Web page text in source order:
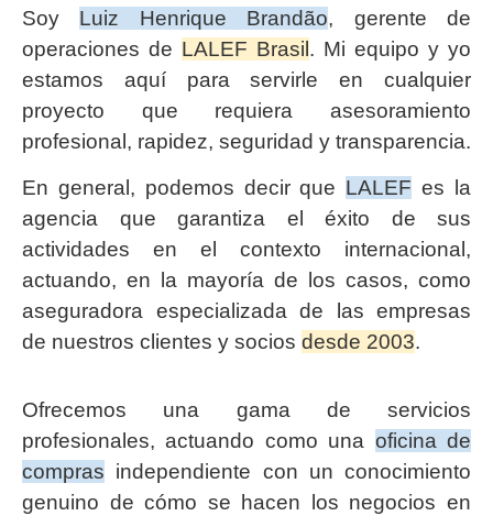
Soy Luiz Henrique Brandão, gerente de
operaciones de LALEF Brasil. Mi equipo y yo
estamos aquí para servirle en cualquier
proyecto que requiera asesoramiento
profesional, rapidez, seguridad y transparencia.
En general, podemos decir que LALEF es la
agencia que garantiza el éxito de sus
actividades en el contexto internacional,
actuando, en la mayoría de los casos, como
aseguradora especializada de las empresas
de nuestros clientes y socios desde 2003.
Ofrecemos una gama de servicios
profesionales, actuando como una oficina de
compras independiente con un conocimiento
genuino de cómo se hacen los negocios en